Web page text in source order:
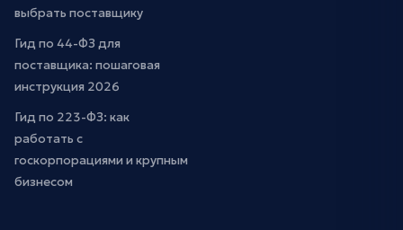
выбрать поставщику
Гид по 44-ФЗ для
поставщика: пошаговая
инструкция 2026
Гид по 223-ФЗ: как
работать с
госкорпорациями и крупным
бизнесом